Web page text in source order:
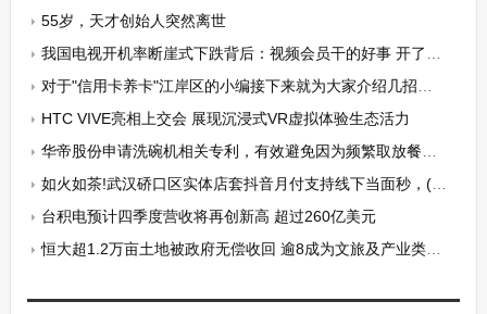
55岁，天才创始人突然离世
我国电视开机率断崖式下跌背后：视频会员干的好事 开了VIP还要SVIP被吐槽
对于"信用卡养卡"江岸区的小编接下来就为大家介绍几招小技巧。
HTC VIVE亮相上交会 展现沉浸式VR虚拟体验生态活力
华帝股份申请洗碗机相关专利，有效避免因为频繁取放餐具造成腰部的疲劳或损伤
如火如茶!武汉硚口区实体店套抖音月付支持线下当面秒，(2024新手必须知道的方法)
台积电预计四季度营收将再创新高 超过260亿美元
恒大超1.2万亩土地被政府无偿收回 逾8成为文旅及产业类用地